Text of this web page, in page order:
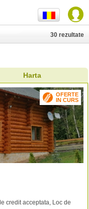
Harta
30 rezultate
OFERTE
IN CURS
credit acceptata, Loc de